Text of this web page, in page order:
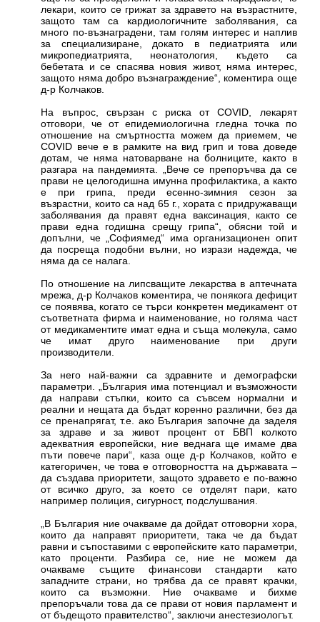
лекари, които се грижат за здравето на възрастните,
защото там са кардиологичните заболявания, са
много по-възнаградени, там голям интерес и наплив
за специализиране, докато в педиатрията или
микропедиатрията, неонатология, където са
бебетата и се спасява новия живот, няма интерес,
защото няма добро възнаграждение“, коментира още
д-р Колчаков.
На въпрос, свързан с риска от COVID, лекарят
отговори, че от епидемиологична гледна точка по
отношение на смъртността можем да приемем, че
COVID вече е в рамките на вид грип и това доведе
дотам, че няма натоварване на болниците, както в
разгара на пандемията. „Вече се препоръчва да се
прави не целогодишна имунна профилактика, а както
е при грипа, преди есенно-зимния сезон за
възрастни, които са над 65 г., хората с придружаващи
заболявания да правят една ваксинация, както се
прави една годишна срещу грипа“, обясни той и
допълни, че „Софиямед“ има организационен опит
да посреща подобни вълни, но изрази надежда, че
няма да се налага.
По отношение на липсващите лекарства в аптечната
мрежа, д-р Колчаков коментира, че понякога дефицит
се появява, когато се търси конкретен медикамент от
съответната фирма и наименование, но голяма част
от медикаментите имат една и съща молекула, само
че имат друго наименование при други
производители.
За него най-важни са здравните и демографски
параметри. „България има потенциал и възможности
да направи стъпки, които са съвсем нормални и
реални и нещата да бъдат коренно различни, без да
се пренапрягат, т.е. ако България започне да заделя
за здраве и за живот процент от БВП колкото
адекватния европейски, ние веднага ще имаме два
пъти повече пари“, каза още д-р Колчаков, който е
категоричен, че това е отговорността на държавата –
да създава приоритети, защото здравето е по-важно
от всичко друго, за което се отделят пари, като
например полиция, сигурност, подслушвания.
„В България ние очакваме да дойдат отговорни хора,
които да направят приоритети, така че да бъдат
равни и съпоставими с европейските като параметри,
като проценти. Разбира се, ние не можем да
очакваме същите финансови стандарти като
западните страни, но трябва да се правят крачки,
които са възможни. Ние очакваме и бихме
препоръчали това да се прави от новия парламент и
от бъдещото правителство“, заключи анестезиологът.